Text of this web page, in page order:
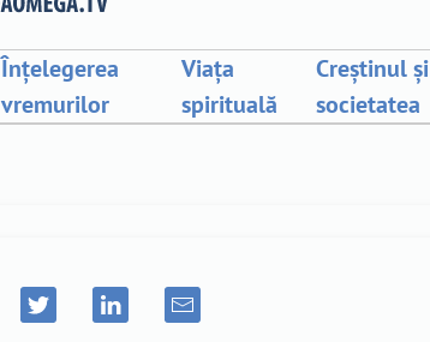
Înțelegerea
vremurilor
Viața
spirituală
Creștinul și
societatea